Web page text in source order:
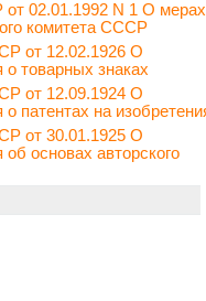
02.01.1992 N 1 О
комитета СССР
от 12.02.1926 О
товарных знаках
от 12.09.1924 О
патентах на
от 30.01.1925 О
основах авторского